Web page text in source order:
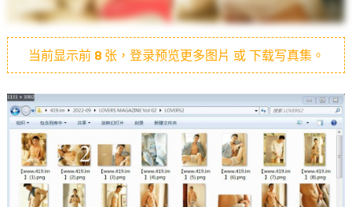
当前显示前 8张，登录预览更多图片 或 下载写真集。